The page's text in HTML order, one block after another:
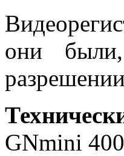
они
GNmini